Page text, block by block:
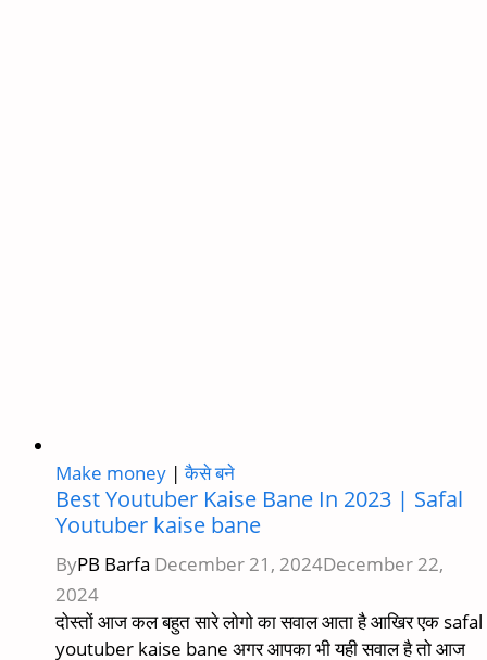
Make money |कैसे बने
Best Youtuber Kaise Bane In 2023 | Safal
Youtuber kaise bane
ByPB Barfa December 21, 2024December 22,
2024
दोस्तों आज कल बहुत सारे लोगो का सवाल आता है आखिर एक safal
youtuber kaise bane अगर आपका भी यही सवाल है तो आज